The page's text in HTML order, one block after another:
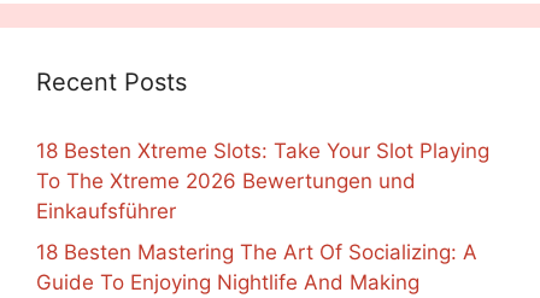
Recent Posts
18 Besten Xtreme Slots: Take Your Slot Playing
To The Xtreme 2026 Bewertungen und
Einkaufsführer
18 Besten Mastering The Art Of Socializing: A
Guide To Enjoying Nightlife And Making